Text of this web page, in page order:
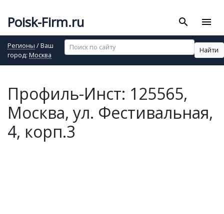
Poisk-Firm.ru search menu
Регионы / Ваш
город: Москва
Найти
Профиль-Инст: 125565,
Москва, ул. Фестивальная,
4, корп.3